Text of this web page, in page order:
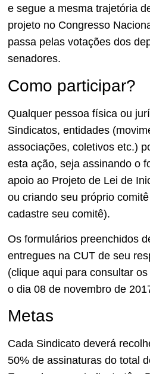
e segue a mesma trajetória
projeto no Congresso
passa pelas votações dos
senadores.
Como participar?
Qualquer pessoa física ou
Sindicatos, entidades
associações, coletivos etc.)
esta ação, seja assinando o
apoio ao Projeto de Lei de
ou criando seu próprio
cadastre seu comitê).
Os formulários preenchidos
entregues na CUT de seu
(clique aqui para consultar
o dia 08 de novembro de
Metas
Cada Sindicato deverá
50% de assinaturas do total